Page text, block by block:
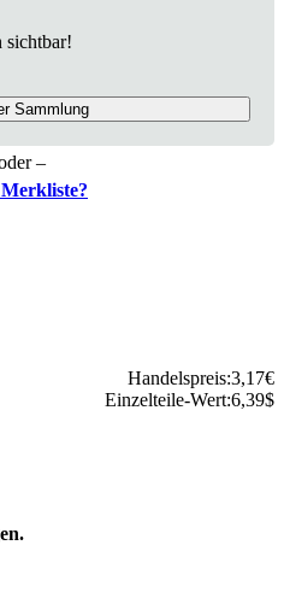
sichtbar!
Sammlung
–
Handelspreis:3,17€
Einzelteile-Wert:6,39$